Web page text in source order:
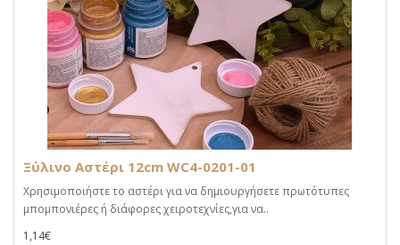
Ξύλινο Αστέρι 12cm WC4-0201-01
Χρησιμοποιήστε το αστέρι για να δημιουργήσετε πρωτότυπες
μπομπονιέρες ή διάφορες χειροτεχνίες,για να..
1,14€